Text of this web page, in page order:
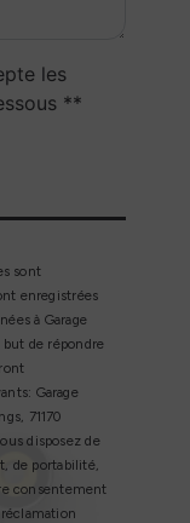
les
**
sont
enregistrées
à Garage
de répondre
Garage
71170
disposez de
de portabilité,
consentement